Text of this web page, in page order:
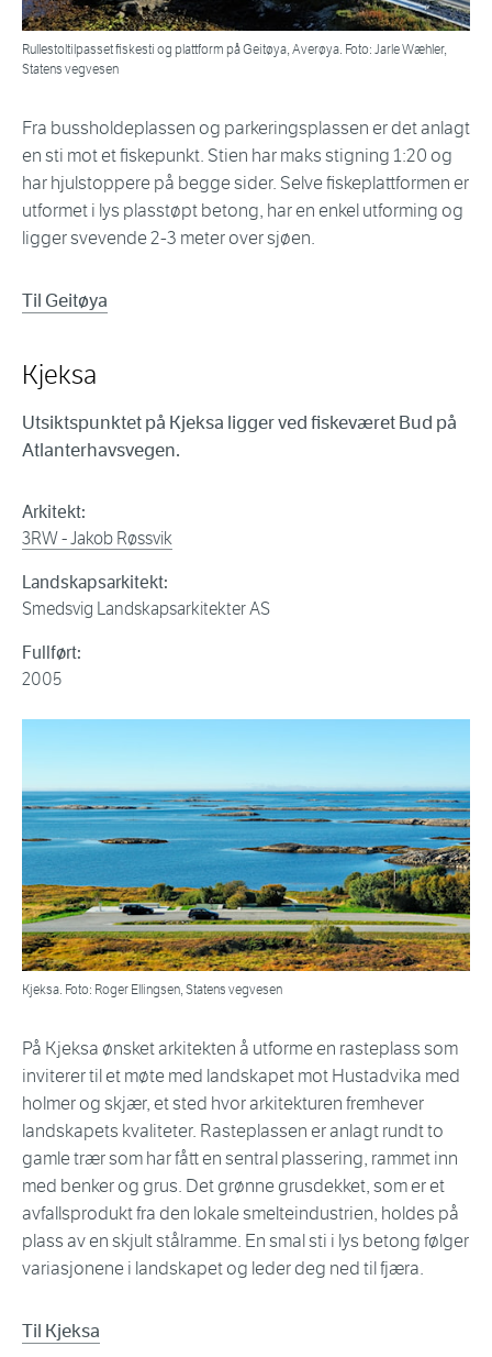
Rullestoltilpasset fiskesti og plattform på Geitøya, Averøya. Foto: Jarle Wæhler,
Statens vegvesen
Fra bussholdeplassen og parkeringsplassen er det anlagt
en sti mot et fiskepunkt. Stien har maks stigning 1:20 og
har hjulstoppere på begge sider. Selve fiskeplattformen er
utformet i lys plasstøpt betong, har en enkel utforming og
ligger svevende 2-3 meter over sjøen.
Til Geitøya
Kjeksa
Utsiktspunktet på Kjeksa ligger ved fiskeværet Bud på
Atlanterhavsvegen.
Arkitekt:
3RW - Jakob Røssvik
Landskapsarkitekt:
Smedsvig Landskapsarkitekter AS
Fullført:
2005
Kjeksa. Foto: Roger Ellingsen, Statens vegvesen
På Kjeksa ønsket arkitekten å utforme en rasteplass som
inviterer til et møte med landskapet mot Hustadvika med
holmer og skjær, et sted hvor arkitekturen fremhever
landskapets kvaliteter. Rasteplassen er anlagt rundt to
gamle trær som har fått en sentral plassering, rammet inn
med benker og grus. Det grønne grusdekket, som er et
avfallsprodukt fra den lokale smelteindustrien, holdes på
plass av en skjult stålramme. En smal sti i lys betong følger
variasjonene i landskapet og leder deg ned til fjæra.
Til Kjeksa